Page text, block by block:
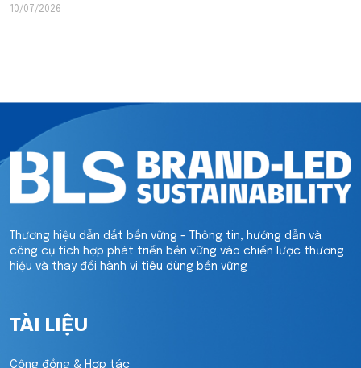
10/07/2026
Thương hiệu dẫn dắt bền vững - Thông tin, hướng dẫn và
công cụ tích hợp phát triển bền vững vào chiến lược thương
hiệu và thay đổi hành vi tiêu dùng bền vững
TÀI LIỆU
Cộng đồng & Hợp tác